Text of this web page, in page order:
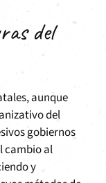
del
aunque
del
gobiernos
cambio al
y